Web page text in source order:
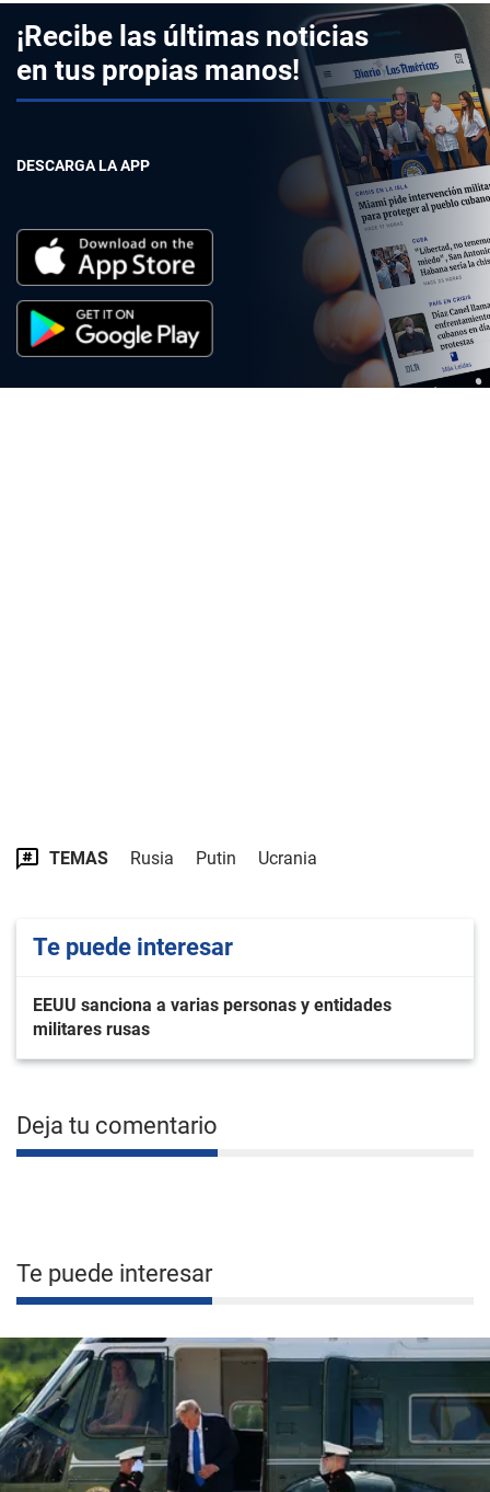
¡Recibe las últimas noticias
en tus propias manos!
DESCARGA LA APP
TEMAS Rusia Putin Ucrania
Te puede interesar
EEUU sanciona a varias personas y entidades
militares rusas
Deja tu comentario
Te puede interesar